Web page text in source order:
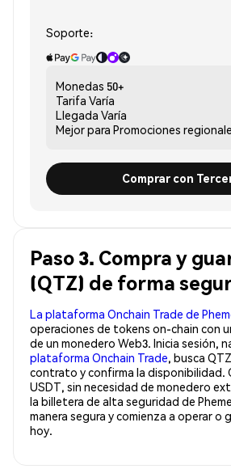
Soporte:
Monedas 50+
Tarifa Varía
Llegada Varía
Mejor para Promociones
Comprar con
Paso 3. Compra y
(QTZ) de forma
La plataforma Onchain Trade de
operaciones de tokens on-chain con
de un monedero Web3. Inicia sesión,
plataforma Onchain Trade, busca
contrato y confirma la disponibilidad.
USDT, sin necesidad de monedero
la billetera de alta seguridad de
manera segura y comienza a operar o
hoy.